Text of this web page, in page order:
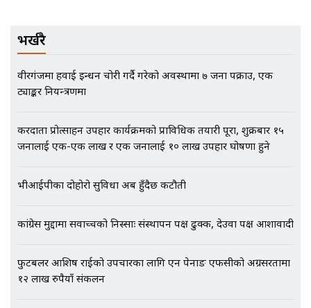
Followup: CCTV Footage Lost |
SIDHAKURA |
भर्खरै
वीरगंजमा हवाई इन्धन चोरी गर्दै गरेको अवस्थामा ७ जना पक्राउ, एक
ट्याङ्कर नियन्त्रणमा
करदाता प्रोत्साहन उपहार कार्यक्रमको प्राविधिक तयारी पूरा, शुक्रबार १५
जनालाई एक-एक लाख र एक जनालाई १० लाख उपहार घोषणा हुने
भीआईपीका दोहोरो सुविधा अब हुँदैछ कटौती
कांग्रेस मुद्दामा सर्वोच्चको निस्साः संस्थापन पक्ष ढुक्क, देउवा पक्ष आशावादी
फुटबलर आशिष राईको उपचारका लागि एन पेनाङ एफसीको अग्रसरतामा
१२ लाख रुपैयाँ संकलन